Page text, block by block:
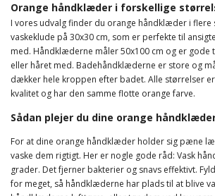
Orange håndklæder i forskellige
I vores udvalg finder du orange håndklæder i flere
vaskeklude på 30x30 cm, som er perfekte til
med. Håndklæderne måler 50x100 cm og er
eller håret med. Badehåndklæderne er store og
dækker hele kroppen efter badet. Alle størrelser
kvalitet og har den samme flotte orange farve.
Sådan plejer du dine orange
For at dine orange håndklæder holder sig pæne
vaske dem rigtigt. Her er nogle gode råd: Vask
grader. Det fjerner bakterier og snavs effektivt.
for meget, så håndklæderne har plads til at blive